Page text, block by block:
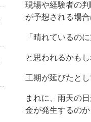
現場や経験者の
が予想される場
「晴れているの
と思われるかも
工期が延びたと
まれに、雨天の
金が発生するの